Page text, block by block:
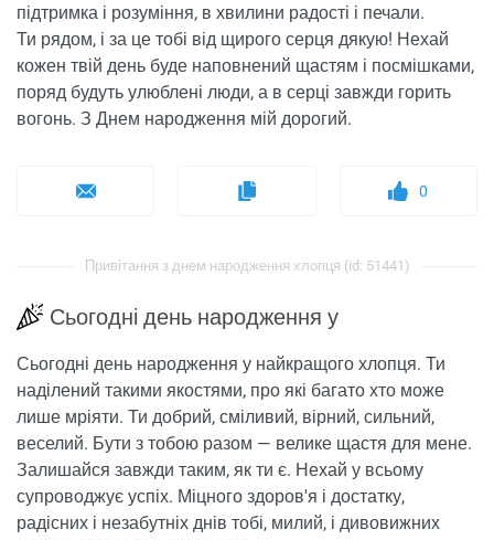
підтримка і розуміння, в хвилини радості і печали.
Ти рядом, і за це тобі від щирого серця дякую! Нехай
кожен твій день буде наповнений щастям і посмішками,
поряд будуть улюблені люди, а в серці завжди горить
вогонь. З Днем народження мій дорогий.
0
Привітання з днем ​​народження хлопця (id: 51441)
Сьогодні день народження у
Сьогодні день народження у найкращого хлопця. Ти
наділений такими якостями, про які багато хто може
лише мріяти. Ти добрий, сміливий, вірний, сильний,
веселий. Бути з тобою разом — велике щастя для мене.
Залишайся завжди таким, як ти є. Нехай у всьому
супроводжує успіх. Міцного здоров'я і достатку,
радісних і незабутніх днів тобі, милий, і дивовижних